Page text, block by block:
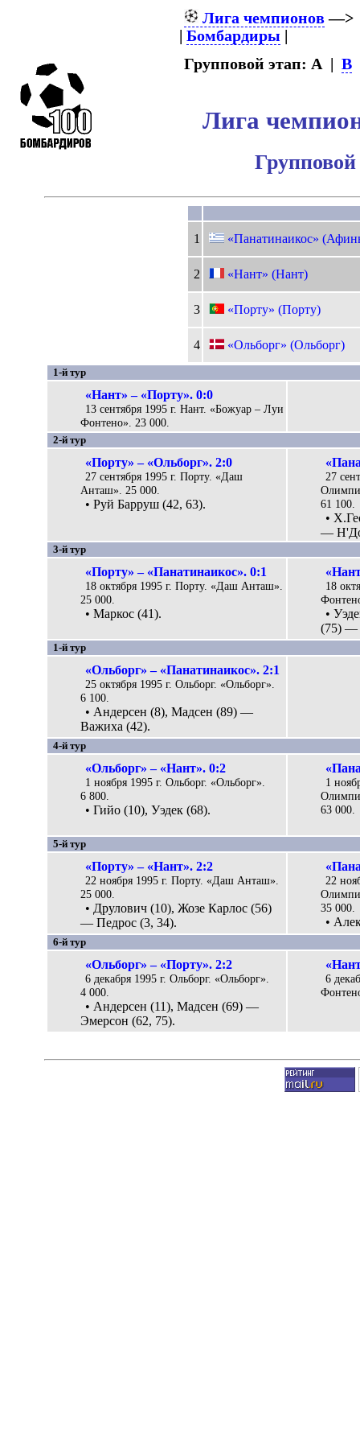
Лига чемпионов
Бомбардиры
Групповой этап: A |B
Лига
1 «Панатинаикос»
2 «Нант» (Нант)
3 «Порту» (Порту)
4 «Ольборг» (Ольборг)
1-й тур
«Нант» – «Порту». 0:0
13 сентября 1995 г. Нант. «Божуар – Луи
Фонтено». 23 000.
2-й тур
«Порту» – «Ольборг». 2:0
27 сентября 1995 г. Порту. «Даш
Анташ». 25 000.
• Руй Барруш (42, 63).
27
61 100.
•
—
3-й тур
«Порту» – «Панатинаикос». 0:1
18 октября 1995 г. Порту. «Даш Анташ».
25 000.
• Маркос (41).
18
•
(75) —
1-й тур
«Ольборг» – «Панатинаикос». 2:1
25 октября 1995 г. Ольборг. «Ольборг».
6 100.
• Андерсен (8), Мадсен (89) —
Важиха (42).
4-й тур
«Ольборг» – «Нант». 0:2
1 ноября 1995 г. Ольборг. «Ольборг».
6 800.
• Гийо (10), Уэдек (68).
1
63 000.
5-й тур
«Порту» – «Нант». 2:2
22 ноября 1995 г. Порту. «Даш Анташ».
25 000.
• Друлович (10), Жозе Карлос (56)
— Педрос (3, 34).
22
35 000.
•
6-й тур
«Ольборг» – «Порту». 2:2
6 декабря 1995 г. Ольборг. «Ольборг».
4 000.
• Андерсен (11), Мадсен (69) —
Эмерсон (62, 75).
6